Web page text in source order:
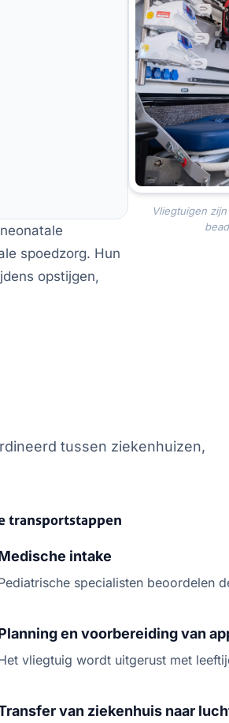
spoedzorg. Hun
opstijgen,
Vliegtuigen
tussen ziekenhuizen,
transportstappen
intake
specialisten beoordelen
en voorbereiding van
vliegtuig wordt uitgerust met
van ziekenhuis naar